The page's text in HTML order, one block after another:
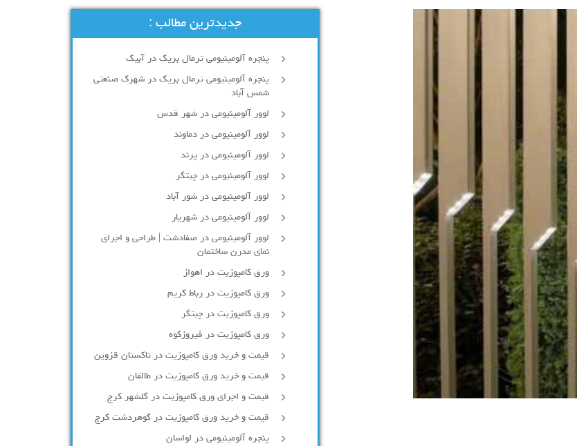
جدیدترین مطالب :
پنجره آلومینیومی ترمال بریک در آبیک
پنجره آلومینیومی ترمال بریک در شهرک صنعتی
شمس آباد
لوور آلومینیومی در شهر قدس
لوور آلومینیومی در دماوند
لوور آلومینیومی در پرند
لوور آلومینیومی در چیتگر
لوور آلومینیومی در شور آباد
لوور آلومينيومي در شهريار
لوور آلومینیومی در صفادشت | طراحی و اجرای
نمای مدرن ساختمان
ورق کامپوزیت در اهواز
ورق کامپوزیت در رباط کریم
ورق کامپوزیت در چیتگر
ورق کامپوزیت در فیروزکوه
قیمت و خرید ورق کامپوزیت در تاکستان قزوین
قیمت و خرید ورق کامپوزیت در طالقان
قیمت و اجرای ورق کامپوزیت در گلشهر کرج
قیمت و خرید ورق کامپوزیت در گوهردشت کرج
پنجره آلومینیومی در لواسان